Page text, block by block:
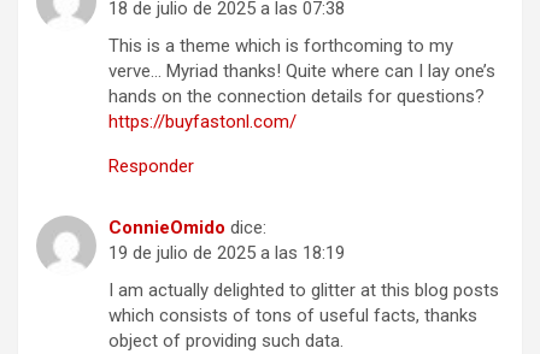
18 de julio de 2025 a las 07:38
This is a theme which is forthcoming to my
verve… Myriad thanks! Quite where can I lay one’s
hands on the connection details for questions?
https://buyfastonl.com/
Responder
ConnieOmido dice:
19 de julio de 2025 a las 18:19
I am actually delighted to glitter at this blog posts
which consists of tons of useful facts, thanks
object of providing such data.